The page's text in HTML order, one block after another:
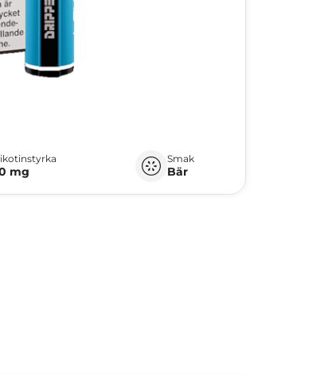
mg
Smak
Bär